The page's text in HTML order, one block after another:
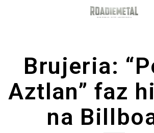
Brujeria:
Aztlan” faz
na